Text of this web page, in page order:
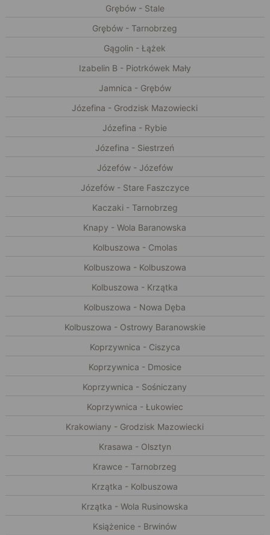
Grębów - Stale
Grębów - Tarnobrzeg
Gągolin - Łążek
Izabelin B - Piotrkówek Mały
Jamnica - Grębów
Józefina - Grodzisk Mazowiecki
Józefina - Rybie
Józefina - Siestrzeń
Józefów - Józefów
Józefów - Stare Faszczyce
Kaczaki - Tarnobrzeg
Knapy - Wola Baranowska
Kolbuszowa - Cmolas
Kolbuszowa - Kolbuszowa
Kolbuszowa - Krzątka
Kolbuszowa - Nowa Dęba
Kolbuszowa - Ostrowy Baranowskie
Koprzywnica - Ciszyca
Koprzywnica - Dmosice
Koprzywnica - Sośniczany
Koprzywnica - Łukowiec
Krakowiany - Grodzisk Mazowiecki
Krasawa - Olsztyn
Krawce - Tarnobrzeg
Krzątka - Kolbuszowa
Krzątka - Wola Rusinowska
Książenice - Brwinów